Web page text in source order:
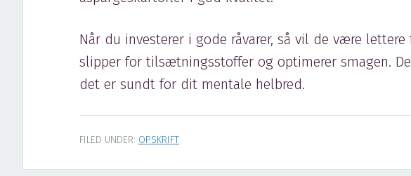
Når du investerer i gode råvarer, så vil de være
slipper for tilsætningsstoffer og optimerer smagen.
det er sundt for dit mentale helbred.
FILED UNDER: OPSKRIFT